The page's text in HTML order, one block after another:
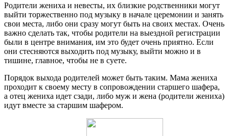
Родители жениха и невесты, их близкие родственники могут
выйти торжественно под музыку в начале церемонии и занять
свои места, либо они сразу могут быть на своих местах. Очень
важно сделать так, чтобы родители на выездной регистрации
были в центре внимания, им это будет очень приятно. Если
они стесняются выходить под музыку, выйти можно и в
тишине, главное, чтобы не в суете.
Порядок выхода родителей может быть таким. Мама жениха
проходит к своему месту в сопровождении старшего шафера,
а отец жениха идет сзади, либо муж и жена (родители жениха)
идут вместе за старшим шафером.